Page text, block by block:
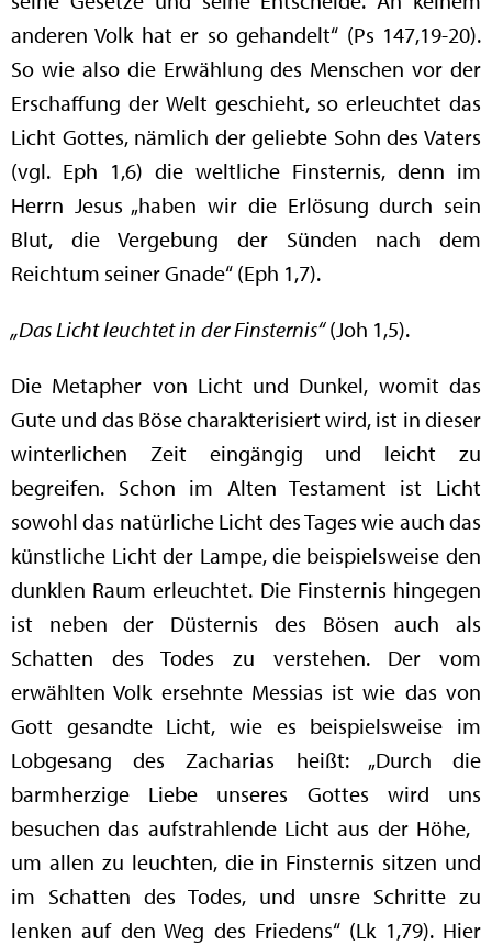
anderen Volk hat er so gehandelt“ (Ps 147,19-20).
So wie also die Erwählung des Menschen vor der
Erschaffung der Welt geschieht, so erleuchtet das
Licht Gottes, nämlich der geliebte Sohn des Vaters
(vgl. Eph 1,6) die weltliche Finsternis, denn im
Herrn Jesus „haben wir die Erlösung durch sein
Blut, die Vergebung der Sünden nach dem
Reichtum seiner Gnade“ (Eph 1,7).
„Das Licht leuchtet in der Finsternis“(Joh 1,5).
Die Metapher von Licht und Dunkel, womit das
Gute und das Böse charakterisiert wird, ist in dieser
winterlichen Zeit eingängig und leicht zu
begreifen. Schon im Alten Testament ist Licht
sowohl das natürliche Licht des Tages wie auch das
künstliche Licht der Lampe, die beispielsweise den
dunklen Raum erleuchtet. Die Finsternis hingegen
ist neben der Düsternis des Bösen auch als
Schatten des Todes zu verstehen. Der vom
erwählten Volk ersehnte Messias ist wie das von
Gott gesandte Licht, wie es beispielsweise im
Lobgesang des Zacharias heißt: „Durch die
barmherzige Liebe unseres Gottes wird uns
besuchen das aufstrahlende Licht aus der Höhe,
um allen zu leuchten, die in Finsternis sitzen und
im Schatten des Todes, und unsre Schritte zu
lenken auf den Weg des Friedens“ (Lk 1,79). Hier